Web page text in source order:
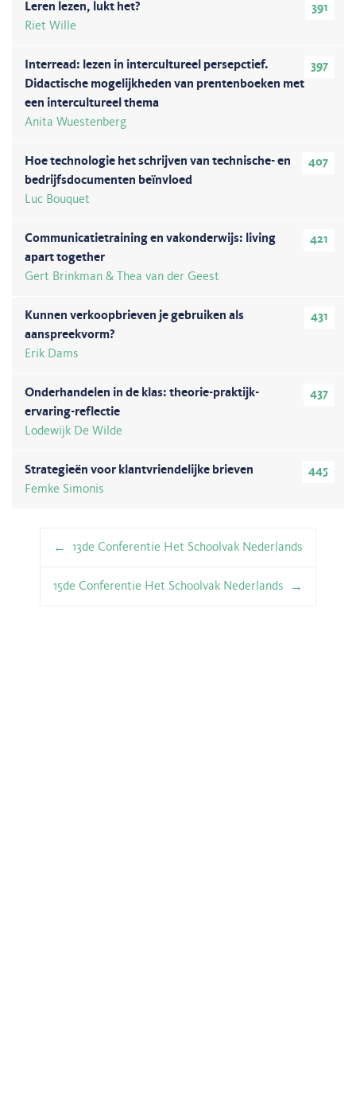
391
Leren lezen, lukt het?
Riet Wille
397
Interread: lezen in intercultureel persepctief.
Didactische mogelijkheden van prentenboeken met
een intercultureel thema
Anita Wuestenberg
407
Hoe technologie het schrijven van technische- en
bedrijfsdocumenten beïnvloed
Luc Bouquet
421
Communicatietraining en vakonderwijs: living
apart together
Gert Brinkman & Thea van der Geest
431
Kunnen verkoopbrieven je gebruiken als
aanspreekvorm?
Erik Dams
437
Onderhandelen in de klas: theorie-praktijk-
ervaring-reflectie
Lodewijk De Wilde
445
Strategieën voor klantvriendelijke brieven
Femke Simonis
13de Conferentie Het Schoolvak Nederlands
15de Conferentie Het Schoolvak Nederlands